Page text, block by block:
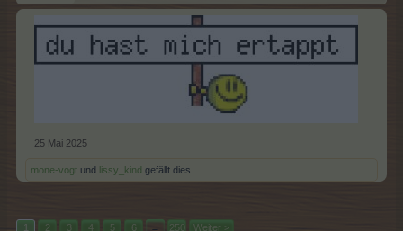
25 Mai 2025
mone-vogt und lissy_kind gefällt dies.
1 2 3 4 5 6 → 250 Weiter >